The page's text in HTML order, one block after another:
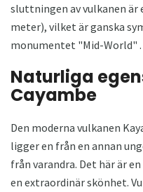
sluttningen av vulkanen är
meter), vilket är ganska
monumentet "Mid-World" .
Naturliga
Cayambe
Den moderna vulkanen
ligger en från en annan
från varandra. Det här är
en extraordinär skönhet.